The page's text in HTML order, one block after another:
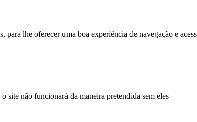
lhe oferecer uma boa experiência de navegação e
site não funcionará da maneira pretendida sem eles